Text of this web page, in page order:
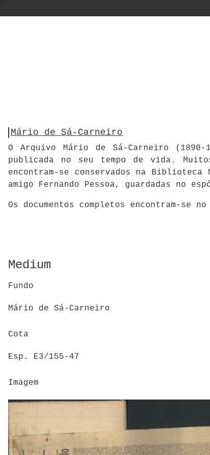
Mário de Sá-Carneiro
O Arquivo Mário de Sá-Carneiro
publicada no seu tempo de vida.
encontram-se conservados na
amigo Fernando Pessoa, guardadas no
Os documentos completos encontram-se
Medium
Fundo
Mário de Sá-Carneiro
Cota
Esp. E3/155-47
Imagem